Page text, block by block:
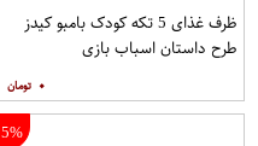
ظرف غذای 5 تکه کودک بامبو کیدز
طرح داستان اسباب بازی
۰
5%